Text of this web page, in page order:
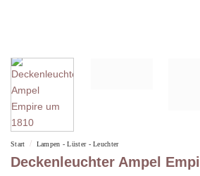
Start / Lampen - Lüster - Leuchter
Deckenleuchter Ampel